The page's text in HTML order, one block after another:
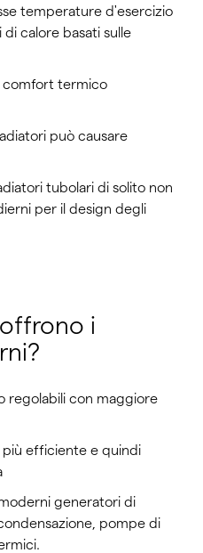
temperature d'esercizio
calore basati sulle
comfort termico
può causare
tubolari di solito non
per il design degli
i
regolabili con maggiore
efficiente e quindi
generatori di
pompe di